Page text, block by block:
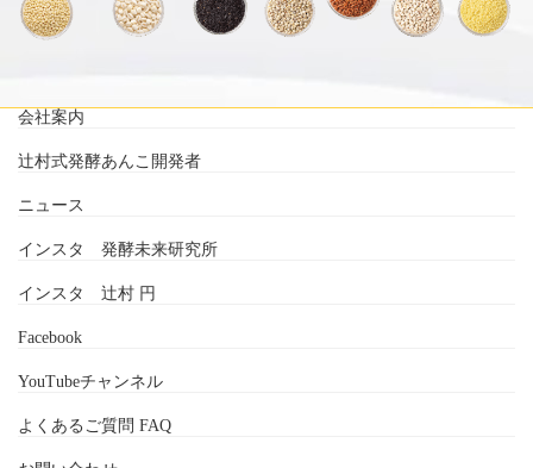
会社案内
辻村式発酵あんこ開発者
ニュース
インスタ 発酵未来研究所
インスタ 辻村 円
Facebook
YouTubeチャンネル
よくあるご質問 FAQ